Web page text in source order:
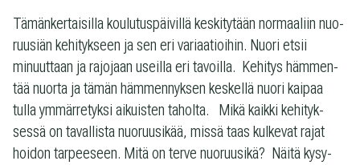
Tämän­ker­tai­silla kou­lu­tus­päi­villä kes­ki­ty­tään nor­maa­liin nuo­
ruusiän kehi­tyk­seen ja sen eri vari­aa­tioi­hin. Nuori etsii
minuut­taan ja rajo­jaan useilla eri tavoilla. Kehi­tys häm­men­
tää nuorta ja tämän häm­men­nyk­sen kes­kellä nuori kai­paa
tulla ymmär­re­tyksi aikuis­ten taholta. Mikä kaikki kehi­tyk­
sessä on taval­lista nuo­ruusi­kää, missä taas kul­ke­vat rajat
hoi­don tar­pee­seen. Mitä on terve nuo­ruusikä? Näitä kysy­